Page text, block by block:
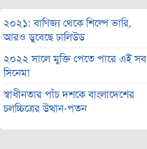
২০২১: বাণিজ্য থেকে শিল্পে ভারি,
আরও ডুবেছে ঢালিউড
২০২২ সালে মুক্তি পেতে পারে এই সব
সিনেমা
স্বাধীনতার পাঁচ দশকে বাংলাদেশের
চলচ্চিত্রের উত্থান-পতন